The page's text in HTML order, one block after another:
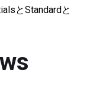
とStandardと